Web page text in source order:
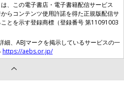
、この電子書店・電子書籍配信サービス
らコンテンツ使用許諾を得た正規版配信サ
とを示す登録商標（登録番号 第11091003
細、ABJマークを掲示しているサービスの一
https://aebs.or.jp/